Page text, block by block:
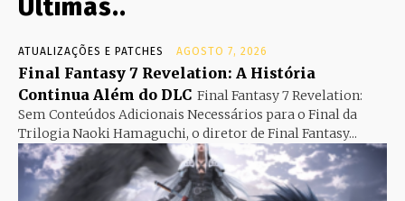
Últimas..
ATUALIZAÇÕES E PATCHES AGOSTO 7, 2026
Final Fantasy 7 Revelation: A História
Continua Além do DLC Final Fantasy 7 Revelation:
Sem Conteúdos Adicionais Necessários para o Final da
Trilogia Naoki Hamaguchi, o diretor de Final Fantasy...